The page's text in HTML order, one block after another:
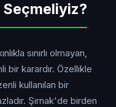
Seçmeliyiz?
sınırlı olmayan,
bir karardır. Özellikle
kullanılan bir
Şırnak'de birden